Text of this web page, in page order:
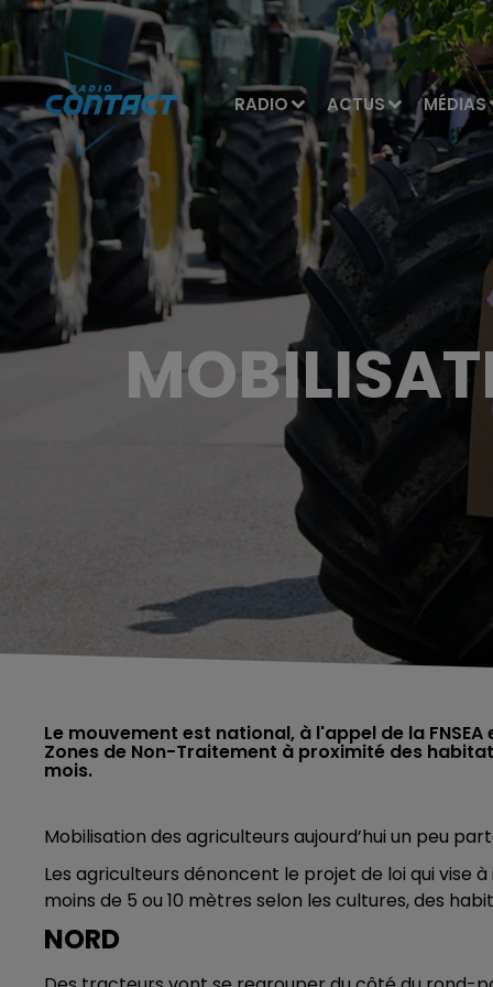
RADIO ACTUS MÉDIAS
Le mouvement est national, à l'appel de la
Zones de Non-Traitement à proximité des
mois.
Mobilisation des agriculteurs aujourd’hui un peu
Les agriculteurs dénoncent le projet de loi qui vise
moins de 5 ou 10 mètres selon les cultures, des
NORD